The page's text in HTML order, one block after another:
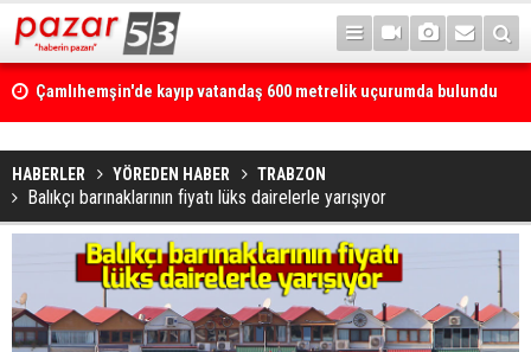
Çamlıhemşin'de kayıp vatandaş 600 metrelik uçurumda bulundu
HABERLER YÖREDEN HABER TRABZON
Balıkçı barınaklarının fiyatı lüks dairelerle yarışıyor